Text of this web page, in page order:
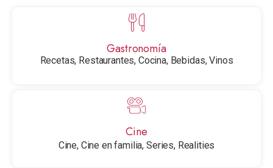
Gastronomía
Recetas, Restaurantes, Cocina, Bebidas, Vinos
Cine
Cine, Cine en familia, Series, Realities